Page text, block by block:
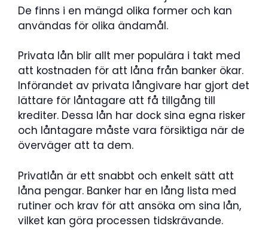
De finns i en mängd olika former och kan
användas för olika ändamål.
Privata lån blir allt mer populära i takt med
att kostnaden för att låna från banker ökar.
Införandet av privata långivare har gjort det
lättare för låntagare att få tillgång till
krediter. Dessa lån har dock sina egna risker
och låntagare måste vara försiktiga när de
överväger att ta dem.
Privatlån är ett snabbt och enkelt sätt att
låna pengar. Banker har en lång lista med
rutiner och krav för att ansöka om sina lån,
vilket kan göra processen tidskrävande.